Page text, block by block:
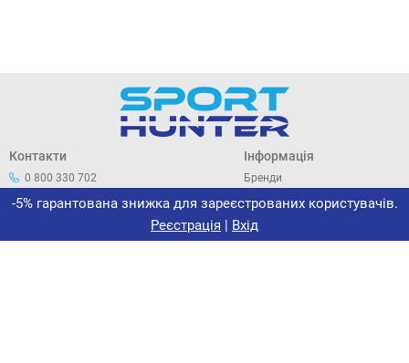
-5% гарантована знижка для зареєстрованих користувачів.
Реєстрація | Вхід
Контакти
0 800 330 702
044 33 44 305
office@sporthunter.com.ua
Інформація
Бренди
Політика конфіденційності
Договір публічної оферти